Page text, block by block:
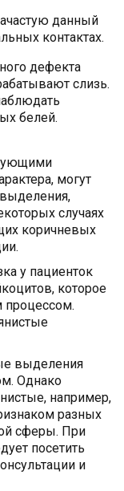
данный
контактах.
дефекта
слизь.
белей.
могут
случаях
коричневых
у пациенток
которое
процессом.
выделения
Однако
например,
разных
сферы. При
посетить
и